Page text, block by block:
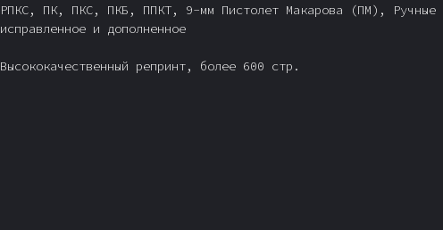
РПКС, ПК, ПКС, ПКБ, ППКТ, 9-мм Пистолет Макарова (ПМ), Ручные
исправленное и дополненное
Высококачественный репринт, более 600 стр.